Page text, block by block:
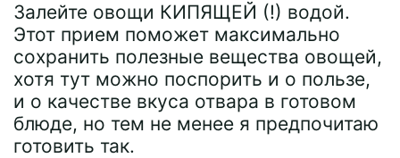
Залейте овощи КИПЯЩЕЙ (!) водой.
Этот прием поможет максимально
сохранить полезные вещества овощей,
хотя тут можно поспорить и о пользе,
и о качестве вкуса отвара в готовом
блюде, но тем не менее я предпочитаю
готовить так.